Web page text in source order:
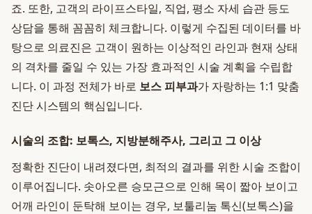
죠. 또한, 고객의 라이프스타일, 직업, 평소 자세 습관 등도
상담을 통해 꼼꼼히 체크합니다. 이렇게 수집된 데이터를 바
탕으로 의료진은 고객이 원하는 이상적인 라인과 현재 상태
의 격차를 줄일 수 있는 가장 효과적인 시술 계획을 수립합
니다. 이 과정 전체가 바로 보스 피부과가 자랑하는 1:1 맞춤
진단 시스템의 핵심입니다.
시술의 조합: 보톡스, 지방분해주사, 그리고 그 이상
정확한 진단이 내려졌다면, 최적의 결과를 위한 시술 조합이
이루어집니다. 솟아오른 승모근으로 인해 목이 짧아 보이고
어깨 라인이 둔탁해 보이는 경우, 보툴리눔 톡신(보톡스)을